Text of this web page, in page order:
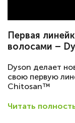
Первая
волосами –
Dyson делает
свою первую
Chitosan™
Читать